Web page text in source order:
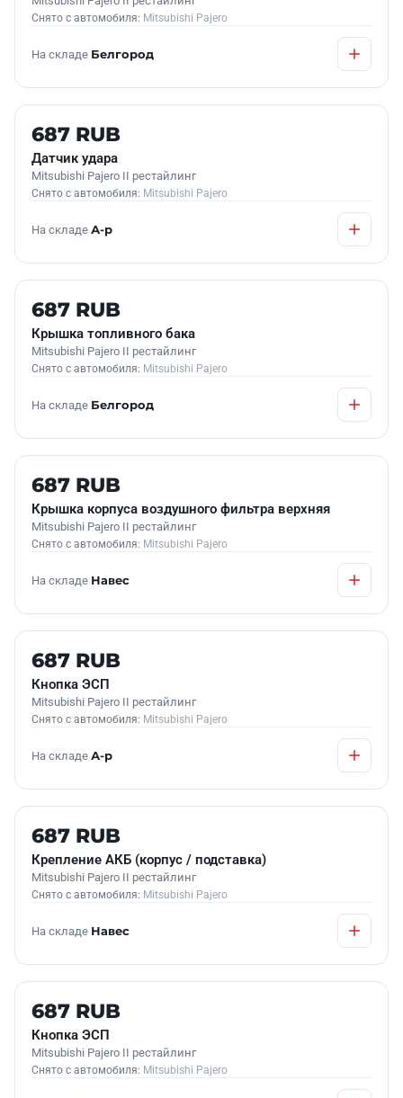
Снято с автомобиля: Mitsubishi Pajero
На складе Белгород
Б/У В НАЛИЧИИ
687 RUB
Датчик удара
Mitsubishi Pajero II рестайлинг
Снято с автомобиля: Mitsubishi Pajero
На складе А-р
Б/У В НАЛИЧИИ
687 RUB
Крышка топливного бака
Mitsubishi Pajero II рестайлинг
Снято с автомобиля: Mitsubishi Pajero
На складе Белгород
Б/У В НАЛИЧИИ
687 RUB
Крышка корпуса воздушного фильтра верхняя
Mitsubishi Pajero II рестайлинг
Снято с автомобиля: Mitsubishi Pajero
На складе Навес
Б/У В НАЛИЧИИ
687 RUB
Кнопка ЭСП
Mitsubishi Pajero II рестайлинг
Снято с автомобиля: Mitsubishi Pajero
На складе А-р
Б/У В НАЛИЧИИ
687 RUB
Крепление АКБ (корпус / подставка)
Mitsubishi Pajero II рестайлинг
Снято с автомобиля: Mitsubishi Pajero
На складе Навес
Б/У В НАЛИЧИИ
687 RUB
Кнопка ЭСП
Mitsubishi Pajero II рестайлинг
Снято с автомобиля: Mitsubishi Pajero